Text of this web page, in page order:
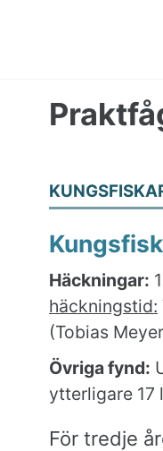
Häckningar:
häckningstid:
(Tobias
Övriga fynd:
ytterligare 17
För tredje